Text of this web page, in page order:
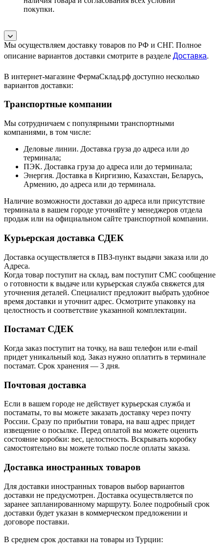
покупки.
Мы осуществляем доставку товаров по РФ и СНГ. Полное
описание вариантов доставки смотрите в разделе Доставка.
В интернет-магазине ФермаСклад.рф доступно несколько
вариантов доставки:
Транспортные компании
Мы сотрудничаем с популярными транспортными
компаниями, в том числе:
Деловые линии. Доставка груза до адреса или до
терминала;
ПЭК. Доставка груза до адреса или до терминала;
Энергия. Доставка в Киргизию, Казахстан, Беларусь,
Армению, до адреса или до терминала.
Наличие возможности доставки до адреса или присутствие
терминала в вашем городе уточняйте у менеджеров отдела
продаж или на официальном сайте транспортной компании.
Курьерская доставка СДЕК
Доставка осуществляется в ПВЗ-пункт выдачи заказа или до
Адреса.
Когда товар поступит на склад, вам поступит СМС сообщение
о готовности к выдаче или курьерская служба свяжется для
уточнения деталей. Специалист предложит выбрать удобное
время доставки и уточнит адрес. Осмотрите упаковку на
целостность и соответствие указанной комплектации.
Постамат СДЕК
Когда заказ поступит на точку, на ваш телефон или e-mail
придет уникальный код. Заказ нужно оплатить в терминале
постамат. Срок хранения — 3 дня.
Почтовая доставка
Если в вашем городе не действует курьерская служба и
постаматы, то вы можете заказать доставку через почту
России. Сразу по прибытии товара, на ваш адрес придет
извещение о посылке. Перед оплатой вы можете оценить
состояние коробки: вес, целостность. Вскрывать коробку
самостоятельно вы можете только после оплаты заказа.
Доставка иностранных товаров
Для доставки иностранных товаров выбор вариантов
доставки не предусмотрен. Доставка осуществляется по
заранее запланированному маршруту. Более подробный срок
доставки будет указан в коммерческом предложении и
договоре поставки.
В среднем срок доставки на товары из Турции: